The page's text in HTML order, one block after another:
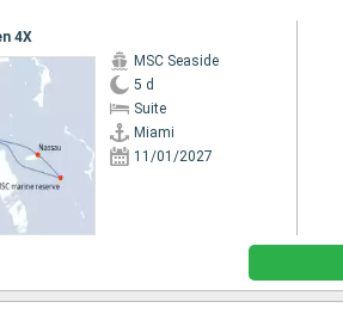
4X
MSC Seaside
5 d
Suite
Miami
11/01/2027